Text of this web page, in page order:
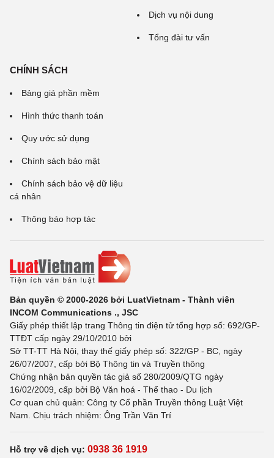
Dịch vụ nội dung
Tổng đài tư vấn
CHÍNH SÁCH
Bảng giá phần mềm
Hình thức thanh toán
Quy ước sử dụng
Chính sách bảo mật
Chính sách bảo vệ dữ liệu
cá nhân
Thông báo hợp tác
Bản quyền © 2000-2026 bởi LuatVietnam - Thành viên
INCOM Communications ., JSC
Giấy phép thiết lập trang Thông tin điện tử tổng hợp số: 692/GP-
TTĐT cấp ngày 29/10/2010 bởi
Sở TT-TT Hà Nội, thay thế giấy phép số: 322/GP - BC, ngày
26/07/2007, cấp bởi Bộ Thông tin và Truyền thông
Chứng nhận bản quyền tác giả số 280/2009/QTG ngày
16/02/2009, cấp bởi Bộ Văn hoá - Thể thao - Du lịch
Cơ quan chủ quản: Công ty Cổ phần Truyền thông Luật Việt
Nam. Chịu trách nhiệm: Ông Trần Văn Trí
Hỗ trợ về dịch vụ: 0938 36 1919